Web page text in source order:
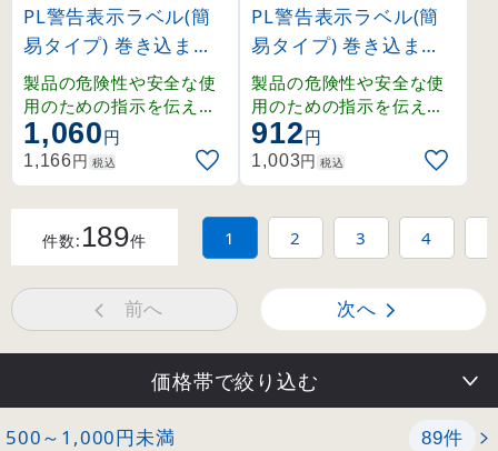
PL警告表示ラベル(簡
易タイプ) 巻き込まれ
に注意 中 (202013)
製品の危険性や安全な使
用のための指示を伝える
PL警告表示ラベル。
1,060円
1,166円 税込
PL警告表示ラベル(簡
易タイプ) 巻き込まれ
に注意 小 (203013)
製品の危険性や安全な使
用のための指示を伝える
PL警告表示ラベル。
912円
1,003円 税込
件数: 189件 1 2 3 4
前へ 次へ
価格帯で絞り込む
500～1,000円未満 89件